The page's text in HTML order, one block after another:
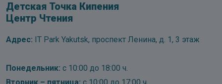
Детская Точка Кипения
Центр Чтения
Адрес: IT Park Yakutsk, проспект Ленина, д. 1, 3 этаж
Понедельник: с 10:00 до 18:00 ч.